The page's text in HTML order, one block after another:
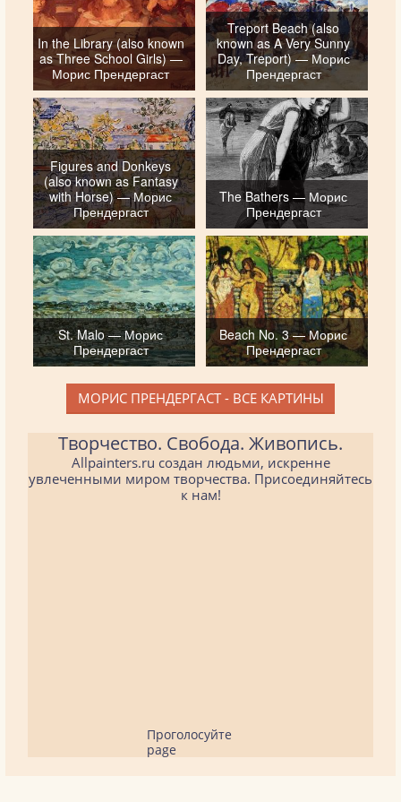
In the Library (also known
as Three School Girls) —
Морис Прендергаст
Treport Beach (also
known as A Very Sunny
Day, Treport) — Морис
Прендергаст
Figures and Donkeys
(also known as Fantasy
with Horse) — Морис
Прендергаст
The Bathers — Морис
Прендергаст
St. Malo — Морис
Прендергаст
Beach No. 3 — Морис
Прендергаст
МОРИС ПРЕНДЕРГАСТ - ВСЕ КАРТИНЫ
Творчество. Свобода. Живопись.
Allpainters.ru создан людьми, искренне
увлеченными миром творчества. Присоединяйтесь
к нам!
Проголосуйте
page